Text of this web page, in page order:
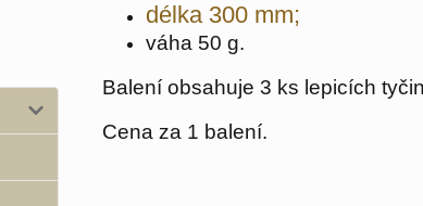
délka 300 mm;
váha 50 g.
Balení obsahuje 3 ks lepicích
Cena za 1 balení.